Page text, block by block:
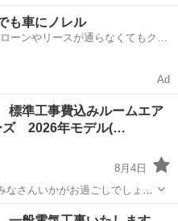
も車にノレル
ーンやリースが通らなくてもクル
Ad
準工事費込みルームエア
2026年モデル(…
8月4日
モデル